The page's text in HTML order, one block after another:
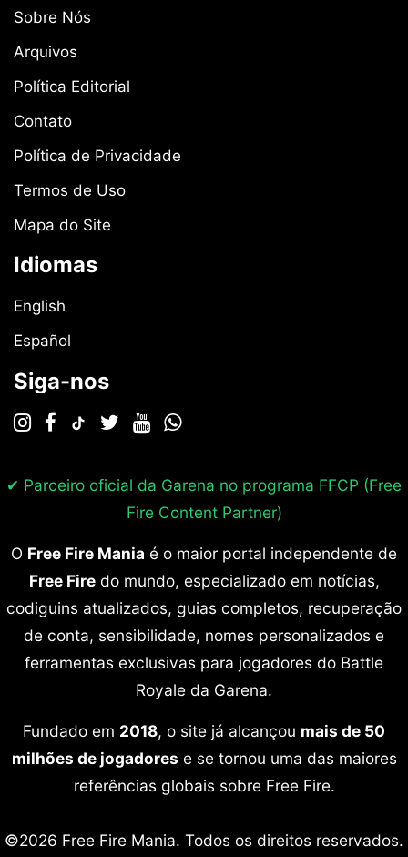
Sobre Nós
Arquivos
Política Editorial
Contato
Política de Privacidade
Termos de Uso
Mapa do Site
Idiomas
English
Español
Siga-nos
✔ Parceiro oficial da Garena no programa FFCP (Free
Fire Content Partner)
O Free Fire Mania é o maior portal independente de
Free Firedo mundo, especializado em notícias,
codiguins atualizados, guias completos, recuperação
de conta, sensibilidade, nomes personalizados e
ferramentas exclusivas para jogadores do Battle
Royale da Garena.
Fundado em 2018, o site já alcançou mais de 50
milhões de jogadores e se tornou uma das maiores
referências globais sobre Free Fire.
©2026 Free Fire Mania. Todos os direitos reservados.